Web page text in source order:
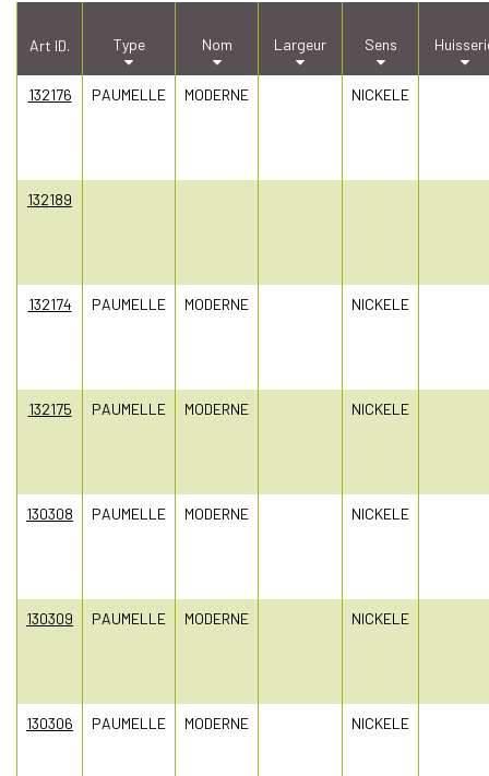
Art ID. Type Nom Largeur Sens
132176 PAUMELLE MODERNE NICKELE
132189
132174 PAUMELLE MODERNE NICKELE
132175 PAUMELLE MODERNE NICKELE
130308 PAUMELLE MODERNE NICKELE
130309 PAUMELLE MODERNE NICKELE
130306 PAUMELLE MODERNE NICKELE